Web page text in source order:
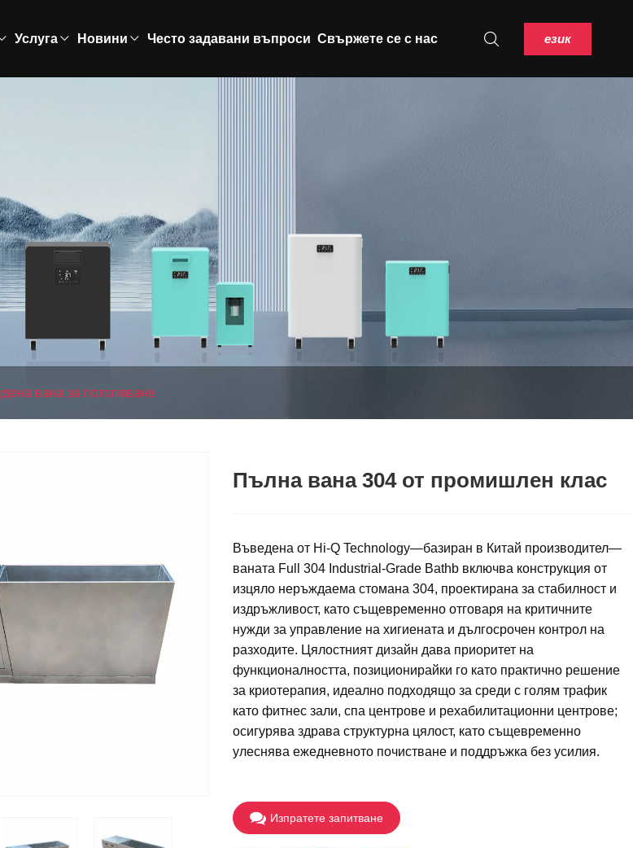
Услуга Новини Често задавани въпроси Свържете се с нас език
вана за потопяване
Пълна вана 304 от промишлен клас
Въведена от Hi-Q Technology—базиран в Китай производител—
ваната Full 304 Industrial-Grade Bathb включва конструкция от
изцяло неръждаема стомана 304, проектирана за стабилност и
издръжливост, като същевременно отговаря на критичните
нужди за управление на хигиената и дългосрочен контрол на
разходите. Цялостният дизайн дава приоритет на
функционалността, позиционирайки го като практично решение
за криотерапия, идеално подходящо за среди с голям трафик
като фитнес зали, спа центрове и рехабилитационни центрове;
осигурява здрава структурна цялост, като същевременно
улеснява ежедневното почистване и поддръжка без усилия.
Изпратете запитване